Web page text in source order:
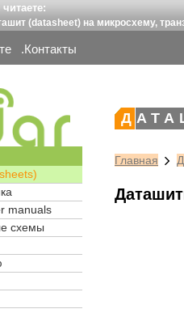
(datasheet) на микросхему,
Контакты
manuals
схемы
Главная